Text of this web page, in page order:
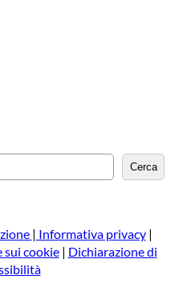
e
a
Cerca
| Informativa privacy|
sui cookie| Dichiarazione di